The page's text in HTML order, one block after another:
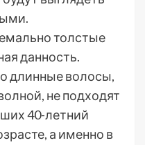
толстые
данность.
длинные волосы,
не подходят
40-летний
а именно в